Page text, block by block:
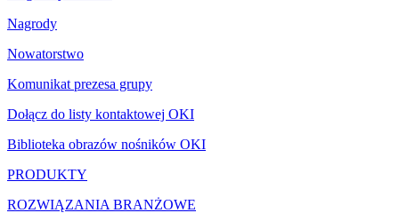
Nagrody
Nowatorstwo
Komunikat prezesa grupy
Dołącz do listy kontaktowej OKI
Biblioteka obrazów nośników OKI
PRODUKTY
ROZWIĄZANIA BRANŻOWE